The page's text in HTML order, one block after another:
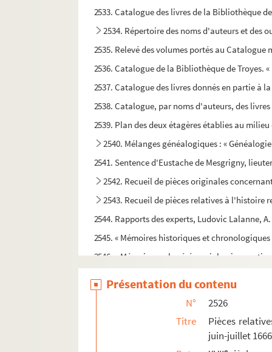
2533. Catalogue des livres de la Bibliothèque
2534. Répertoire des noms d'auteurs et des
2535. Relevé des volumes portés au
2536. Catalogue de la Bibliothèque de Troyes.
2537. Catalogue des livres donnés en partie à
2538. Catalogue, par noms d'auteurs, des
2539. Plan des deux étagères établies au
2540. Mélanges généalogiques : «
2541. Sentence d'Eustache de Mesgrigny,
2542. Recueil de pièces originales
2543. Recueil de pièces relatives à l'histoire
2544. Rapports des experts, Ludovic Lalanne,
2545. « Mémoires historiques et
2546. « Mémoire sur le cérémonial qui se
2550. Lettre de milord Perth à l'abbé de la
Présentation du contenu
N°
2526
Titre
Pièces
juin-juillet 1666